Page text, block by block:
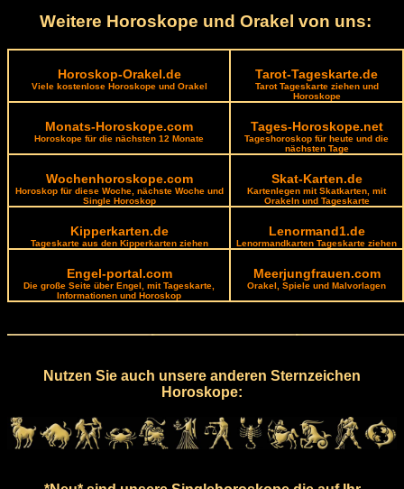
Weitere Horoskope und Orakel von uns:
Horoskop-Orakel.de
Viele kostenlose Horoskope und Orakel
Tarot-Tageskarte.de
Tarot Tageskarte ziehen und
Horoskope
Monats-Horoskope.com
Horoskope für die nächsten 12 Monate
Tages-Horoskope.net
Tageshoroskop für heute und die
nächsten Tage
Wochenhoroskope.com
Horoskop für diese Woche, nächste Woche und
Single Horoskop
Skat-Karten.de
Kartenlegen mit Skatkarten, mit
Orakeln und Tageskarte
Kipperkarten.de
Tageskarte aus den Kipperkarten ziehen
Lenormand1.de
Lenormandkarten Tageskarte ziehen
Engel-portal.com
Die große Seite über Engel, mit Tageskarte,
Informationen und Horoskop
Meerjungfrauen.com
Orakel, Spiele und Malvorlagen
Nutzen Sie auch unsere anderen Sternzeichen
Horoskope: